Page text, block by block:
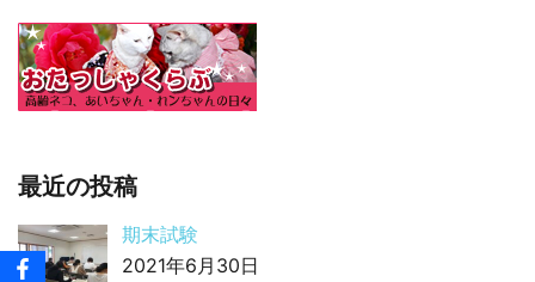
最近の投稿
期末試験
2021年6月30日